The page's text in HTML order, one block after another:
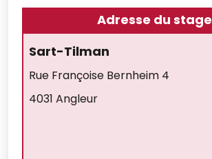
Adresse du stage
Sart-Tilman
Rue Françoise Bernheim 4
4031 Angleur